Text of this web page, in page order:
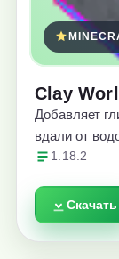
Clay
Добавляет
вдали от
1.18.2
Скачать